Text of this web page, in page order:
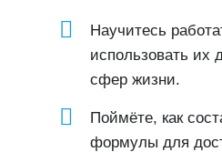
Научитесь
использовать их
сфер жизни.
Поймёте, как
формулы для